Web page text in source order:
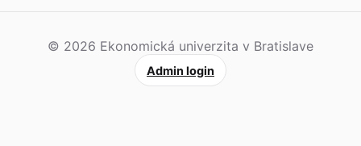
© 2026 Ekonomická univerzita v Bratislave
Admin login